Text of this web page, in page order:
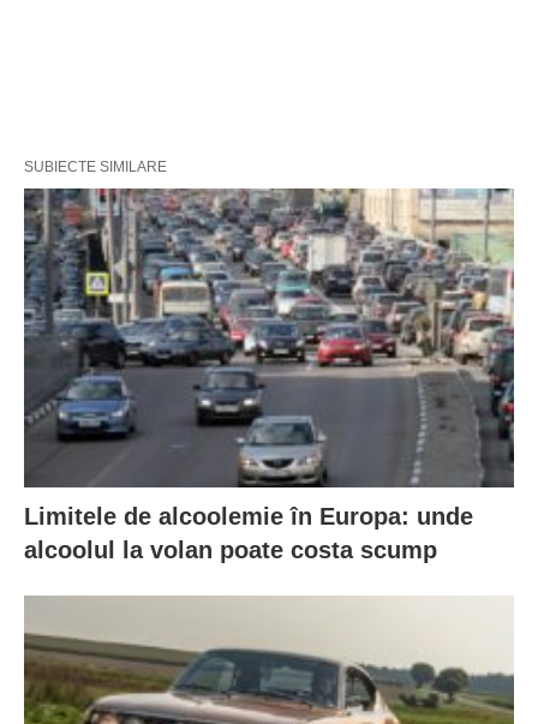
SUBIECTE SIMILARE
Limitele de alcoolemie în Europa: unde
alcoolul la volan poate costa scump